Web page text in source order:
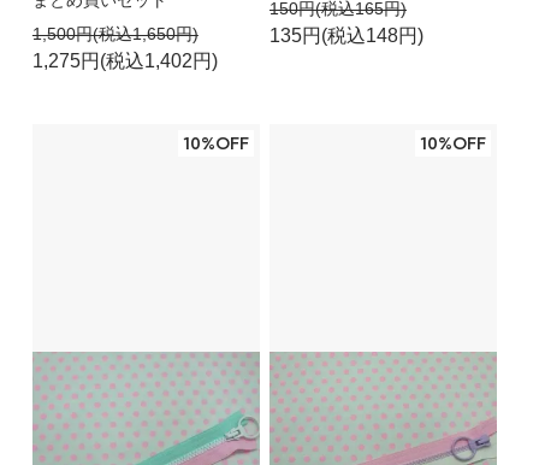
1,500円(税込1,650円)
1,275円(税込1,402円)
150円(税込165円)
135円(税込148円)
10%OFF 10%OFF